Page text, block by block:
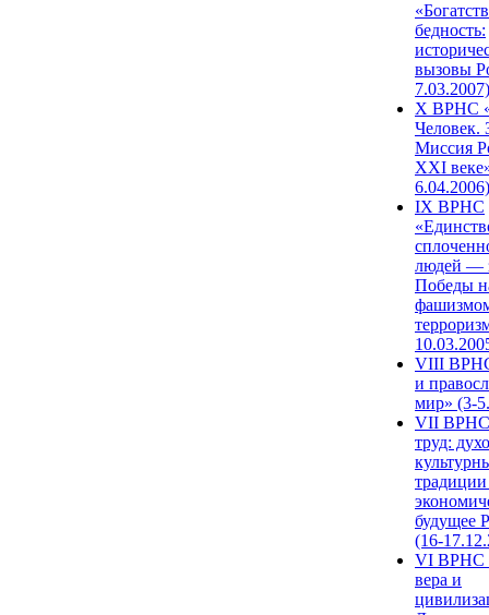
бедность:
вызовы
7.03.2007)
X ВРНС
Человек.
Миссия
XXI
6.04.2006)
IX ВРНС
людей —
Победы
VIII
и
мир» (3-
VII ВРНС
труд:
будущее
(16-
VI ВРНС
вера и